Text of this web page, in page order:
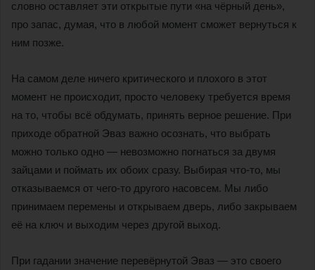
словно оставляет эти открытые пути «на чёрный день»,
про запас, думая, что в любой момент сможет вернуться к
ним позже.
На самом деле ничего критического и плохого в этот
момент не происходит, просто человеку требуется время
на то, чтобы всё обдумать, принять верное решение. При
приходе обратной Эваз важно осознать, что выбрать
можно только одно — невозможно погнаться за двумя
зайцами и поймать их обоих сразу. Выбирая что-то, мы
отказываемся от чего-то другого насовсем. Мы либо
принимаем перемены и открываем дверь, либо закрываем
её на ключ и выходим через другой выход.
При гадании значение перевёрнутой Эваз — это своего